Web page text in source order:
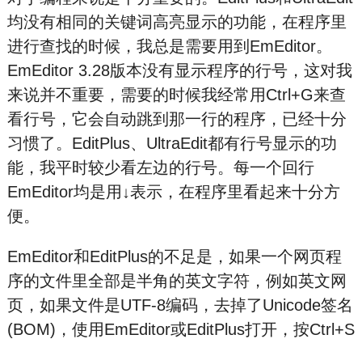
均没有相同的关键词高亮显示的功能，在程序里
进行查找的时候，我总是需要用到EmEditor。
EmEditor 3.28版本没有显示程序的行号，这对我
来说并不重要，需要的时候我经常用Ctrl+G来查
看行号，它会自动跳到那一行的程序，已经十分
习惯了。EditPlus、UltraEdit都有行号显示的功
能，我平时较少看左边的行号。每一个回行
EmEditor均是用↓表示，在程序里看起来十分方
便。
EmEditor和EditPlus的不足是，如果一个网页程
序的文件里全部是半角的英文字符，例如英文网
页，如果文件是UTF-8编码，去掉了Unicode签名
(BOM)，使用EmEditor或EditPlus打开，按Ctrl+S